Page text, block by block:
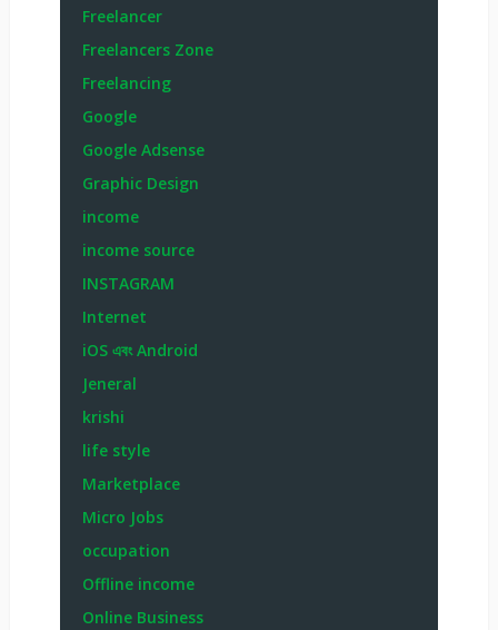
Freelancer
Freelancers Zone
Freelancing
Google
Google Adsense
Graphic Design
income
income source
INSTAGRAM
Internet
iOS এবং Android
Jeneral
krishi
life style
Marketplace
Micro Jobs
occupation
Offline income
Online Business